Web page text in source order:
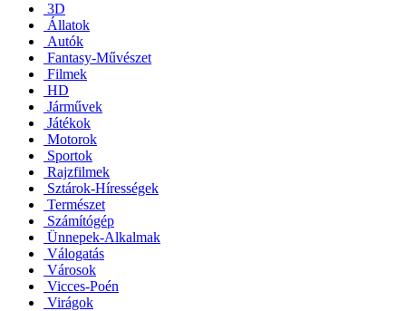
3D
Állatok
Autók
Fantasy-Művészet
Filmek
HD
Járművek
Játékok
Motorok
Sportok
Rajzfilmek
Sztárok-Hírességek
Természet
Számítógép
Ünnepek-Alkalmak
Válogatás
Városok
Vicces-Poén
Virágok